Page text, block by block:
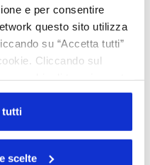
e per consentire
questo sito utilizza
su “Accetta tutti”
Cliccando sul
su
esprimere la propria
categoria di cookie del
tutti
scelte